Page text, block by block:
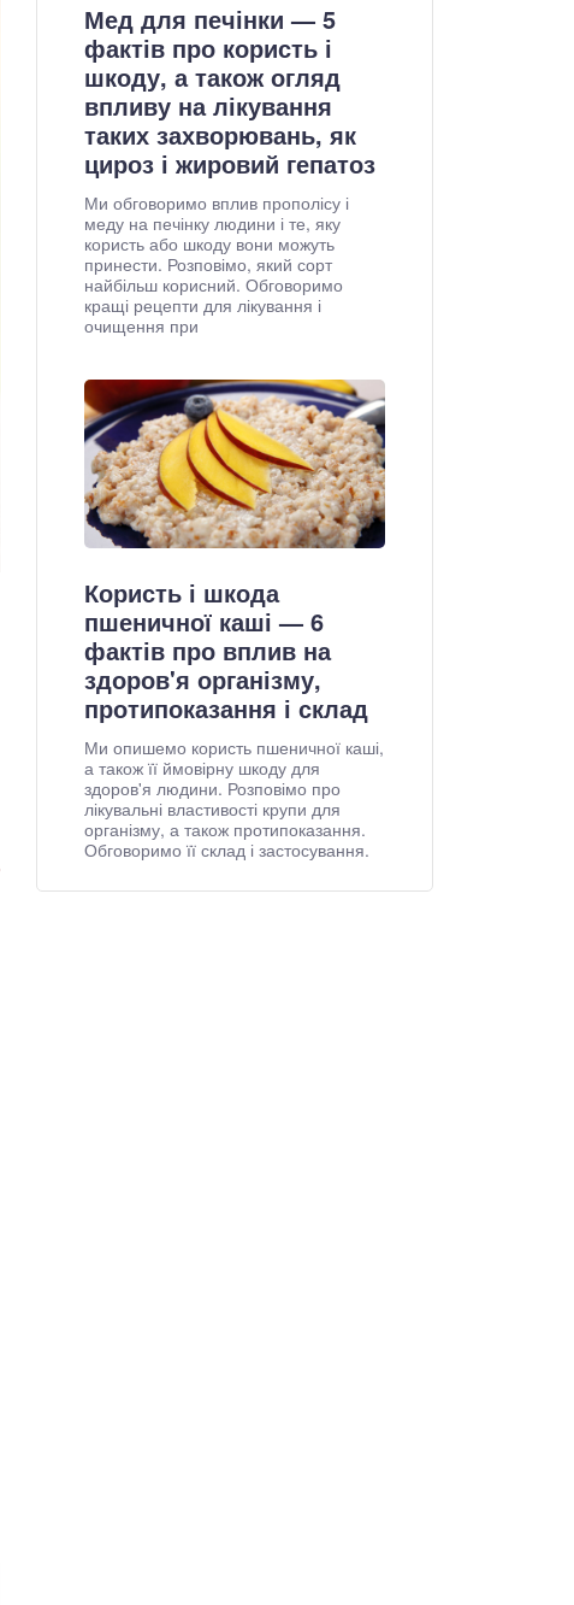
Мед для печінки — 5
фактів про користь і
шкоду, а також огляд
впливу на лікування
таких захворювань, як
цироз і жировий гепатоз
Ми обговоримо вплив прополісу і
меду на печінку людини і те, яку
користь або шкоду вони можуть
принести. Розповімо, який сорт
найбільш корисний. Обговоримо
кращі рецепти для лікування і
очищення при
Користь і шкода
пшеничної каші — 6
фактів про вплив на
здоров'я організму,
протипоказання і склад
Ми опишемо користь пшеничної каші,
а також її ймовірну шкоду для
здоров'я людини. Розповімо про
лікувальні властивості крупи для
організму, а також протипоказання.
Обговоримо її склад і застосування.